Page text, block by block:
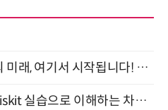
대한민국 인공지능과 UX의 미래, 여기서 시작됩니다! UX Korea 2026 - Fall 9월 2일 개최
“큐비트·양자 알고리즘·Qiskit 실습으로 이해하는 차세대 컴퓨팅” (8/28)